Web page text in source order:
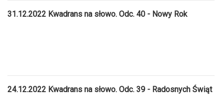
31.12.2022 Kwadrans na słowo. Odc. 40 - Nowy Rok
24.12.2022 Kwadrans na słowo. Odc. 39 - Radosnych Świąt